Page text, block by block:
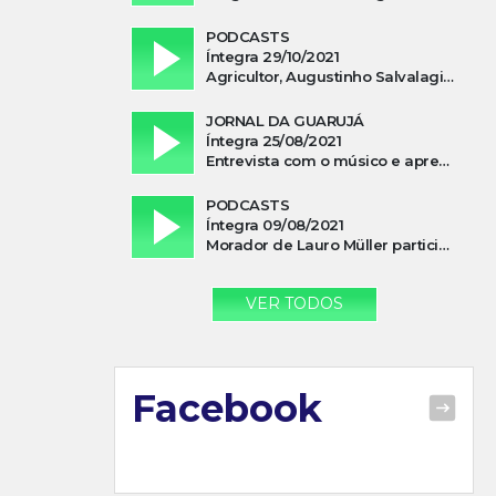
PODCASTS
Íntegra 29/10/2021
Agricultor, Augustinho Salvalagio, relata sobre aparição do Cavaleiro Negro no Rio das Furnas
JORNAL DA GUARUJÁ
Íntegra 25/08/2021
Entrevista com o músico e apresentador, Lismael Ferrareis, no Cidade e Campo
PODCASTS
Íntegra 09/08/2021
Morador de Lauro Müller participa de motociata em apoio a Bolsonaro
VER TODOS
Facebook